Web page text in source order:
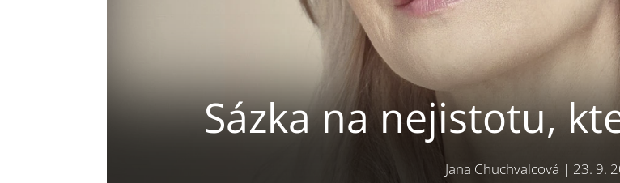
Sázka na nejistotu,
Jana Chuchvalcová | 23. 9.